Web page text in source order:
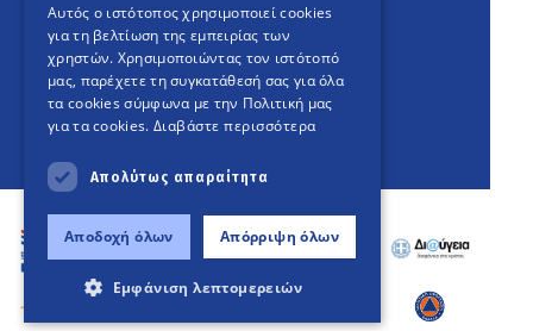
English Version
An project
Αυτός ο ιστότοπος χρησιμοποιεί cookies
για τη βελτίωση της εμπειρίας των
χρηστών. Χρησιμοποιώντας τον ιστότοπό
μας, παρέχετε τη συγκατάθεσή σας για όλα
τα cookies σύμφωνα με την Πολιτική μας
για τα cookies. Διαβάστε περισσότερα
Απολύτως απαραίτητα
Αποδοχή όλων Απόρριψη όλων
Εμφάνιση λεπτομερειών